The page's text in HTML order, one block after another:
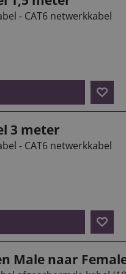
- CAT6 netwerkkabel
3 meter
- CAT6 netwerkkabel
Male naar